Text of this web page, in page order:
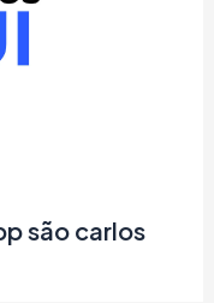
são carlos